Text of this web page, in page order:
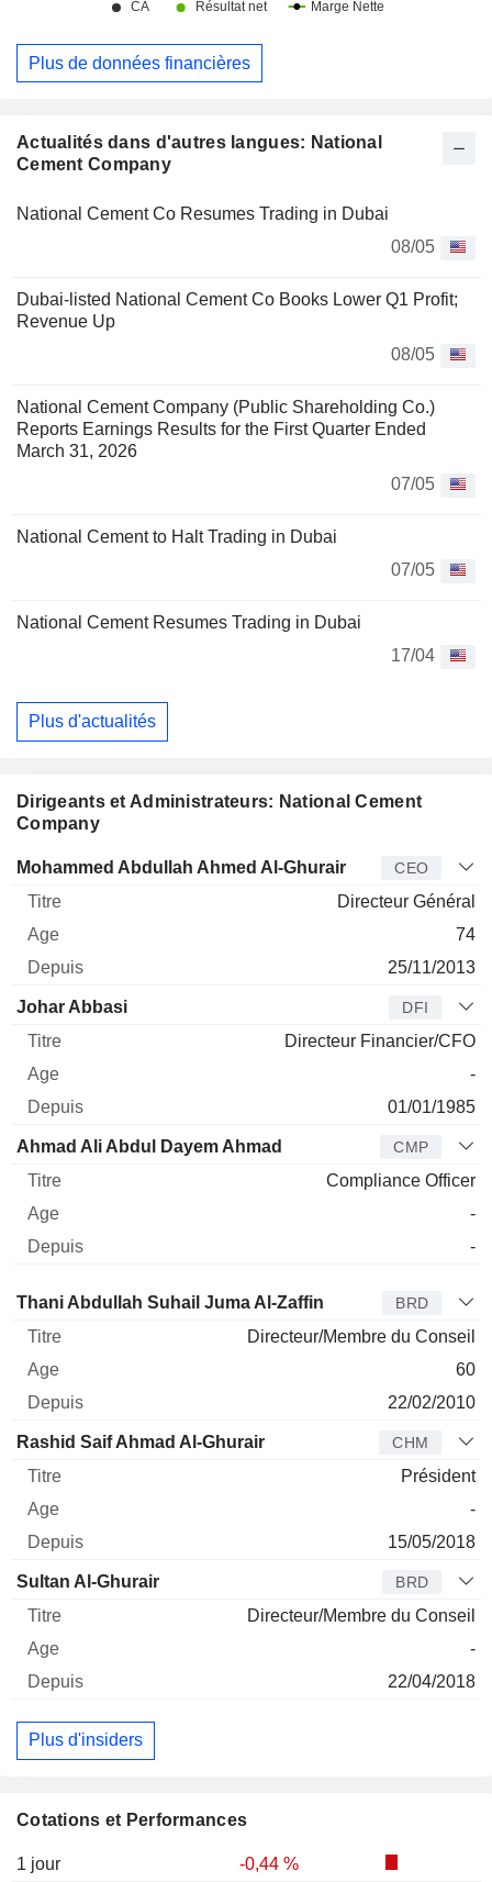
Actualités dans d'autres langues: National
Cement Company
National Cement Co Resumes Trading in Dubai
08/05
Dubai-listed National Cement Co Books Lower Q1 Profit;
Revenue Up
08/05
National Cement Company (Public Shareholding Co.)
Reports Earnings Results for the First Quarter Ended
March 31, 2026
07/05
National Cement to Halt Trading in Dubai
07/05
National Cement Resumes Trading in Dubai
17/04
Plus d'actualités
Cotations et Performances
1 jour
-0,44 %
Dirigeants et Administrateurs: National Cement
Company
Dirigeant Titre Age Depuis
Mohammed Abdullah Ahmed Al-Ghurair CEO
Directeur Général
74
25/11/2013
Johar Abbasi DFI
Directeur Financier/CFO
-
01/01/1985
Ahmad Ali Abdul Dayem Ahmad CMP
Compliance Officer
-
-
Administrateur Titre Age Depuis
Thani Abdullah Suhail Juma Al-Zaffin BRD
Directeur/Membre du Conseil
60
22/02/2010
Rashid Saif Ahmad Al-Ghurair CHM
Président
-
15/05/2018
Sultan Al-Ghurair BRD
Directeur/Membre du Conseil
-
22/04/2018
Plus d'insiders
Plus de données financières